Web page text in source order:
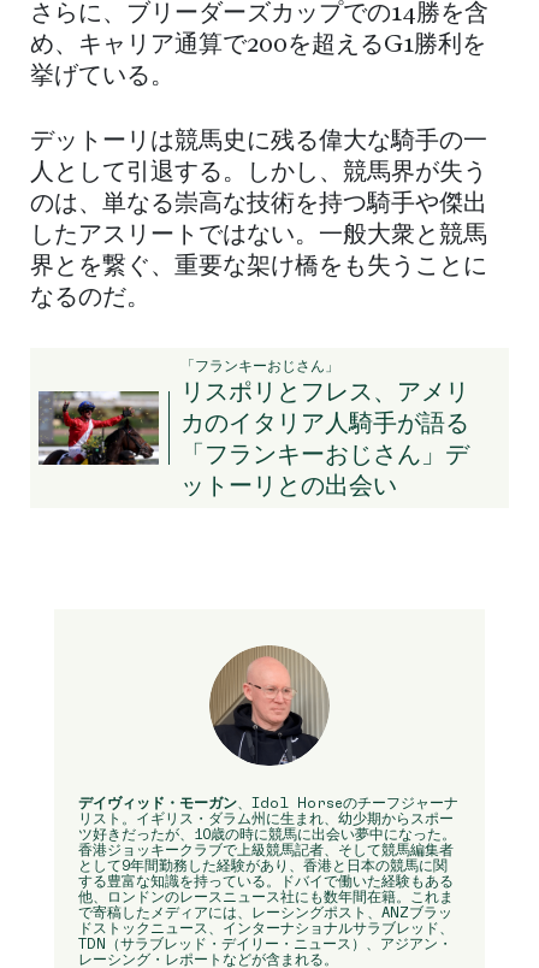
さらに、ブリーダーズカップでの14勝を含
め、キャリア通算で200を超えるG1勝利を
挙げている。
デットーリは競馬史に残る偉大な騎手の一
人として引退する。しかし、競馬界が失う
のは、単なる崇高な技術を持つ騎手や傑出
したアスリートではない。一般大衆と競馬
界とを繋ぐ、重要な架け橋をも失うことに
なるのだ。
「フランキーおじさん」
リスポリとフレス、アメリ
カのイタリア人騎手が語る
「フランキーおじさん」デ
ットーリとの出会い
デイヴィッド・モーガン、Idol Horseのチーフジャーナ
リスト。イギリス・ダラム州に生まれ、幼少期からスポー
ツ好きだったが、10歳の時に競馬に出会い夢中になった。
香港ジョッキークラブで上級競馬記者、そして競馬編集者
として9年間勤務した経験があり、香港と日本の競馬に関
する豊富な知識を持っている。ドバイで働いた経験もある
他、ロンドンのレースニュース社にも数年間在籍。これま
で寄稿したメディアには、レーシングポスト、ANZブラッ
ドストックニュース、インターナショナルサラブレッド、
TDN（サラブレッド・デイリー・ニュース）、アジアン・
レーシング・レポートなどが含まれる。